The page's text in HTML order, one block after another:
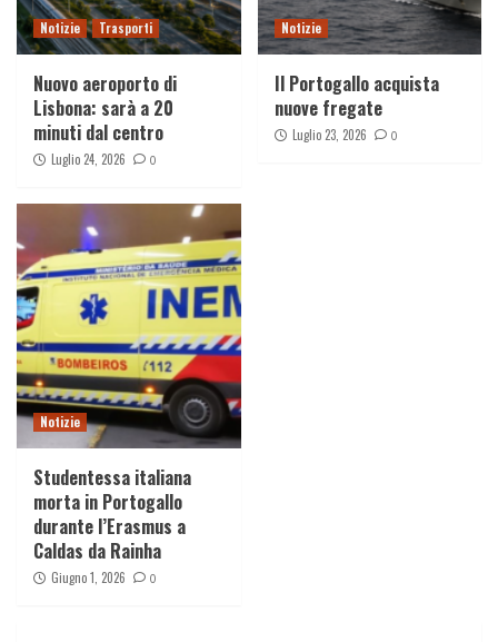
Notizie Trasporti
Nuovo aeroporto di
Lisbona: sarà a 20
minuti dal centro
Luglio 24, 2026 0
Notizie
Il Portogallo acquista
nuove fregate
Luglio 23, 2026 0
Notizie
Studentessa italiana
morta in Portogallo
durante l’Erasmus a
Caldas da Rainha
Giugno 1, 2026 0